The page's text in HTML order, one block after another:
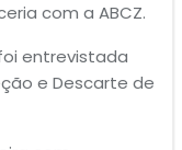
com a ABCZ.
entrevistada
e Descarte de